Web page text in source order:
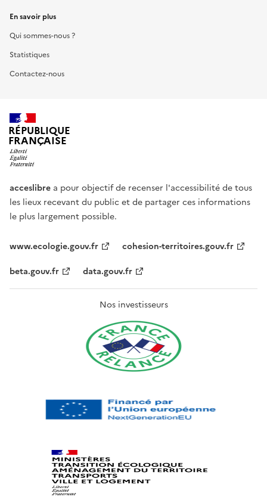
En savoir plus
Qui sommes-nous ?
Statistiques
Contactez-nous
RÉPUBLIQUE
FRANÇAISE
acceslibre a pour objectif de recenser l'accessibilité de tous
les lieux recevant du public et de partager ces informations
le plus largement possible.
www.ecologie.gouv.fr
cohesion-territoires.gouv.fr
beta.gouv.fr
data.gouv.fr
Nos investisseurs